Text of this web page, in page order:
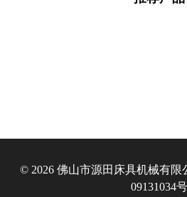
© 2026 佛山市源田床具机械有限
09131034号